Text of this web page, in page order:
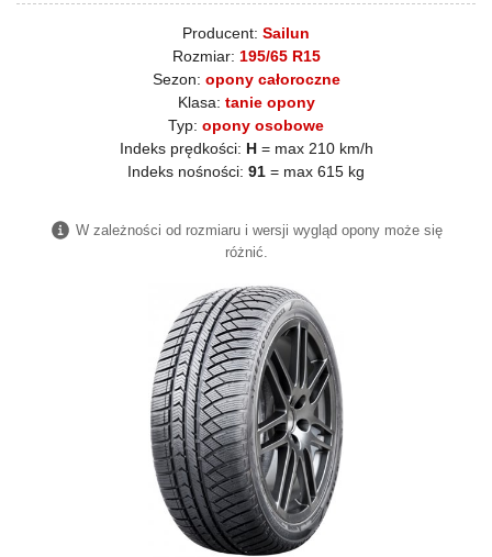
Producent: Sailun
Rozmiar: 195/65 R15
Sezon: opony całoroczne
Klasa: tanie opony
Typ: opony osobowe
Indeks prędkości: H= max 210 km/h
Indeks nośności: 91 = max 615 kg
W zależności od rozmiaru i wersji wygląd opony może się
różnić.